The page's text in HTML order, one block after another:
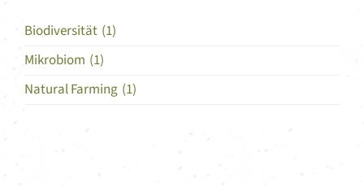
Biodiversität (1)
Mikrobiom (1)
Natural Farming (1)